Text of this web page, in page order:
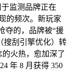
监测品牌正在
的频次。新玩家
夺的，品牌被“援
搜刮引擎优化）转
火热，愈加深了
年 8 月获得 350